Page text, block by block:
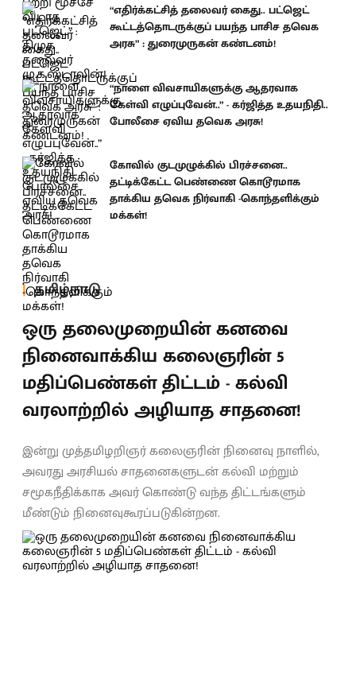
“எதிர்க்கட்சித் தலைவர் கைது.. பட்ஜெட்
கூட்டத்தொடருக்குப் பயந்த பாசிச தவெக
அரசு” : துரைமுருகன் கண்டனம்!
“நாளை விவசாயிகளுக்கு ஆதரவாக
கேள்வி எழுப்புவேன்..” - கர்ஜித்த உதயநிதி..
போலீசை ஏவிய தவெக அரசு!
கோவில் குடமுழுக்கில் பிரச்சனை..
தட்டிக்கேட்ட பெண்ணை கொடூரமாக
தாக்கிய தவெக நிர்வாகி -கொந்தளிக்கும்
மக்கள்!
தமிழ்நாடு
ஒரு தலைமுறையின் கனவை
நினைவாக்கிய கலைஞரின் 5
மதிப்பெண்கள் திட்டம் - கல்வி
வரலாற்றில் அழியாத சாதனை!
இன்று முத்தமிழறிஞர் கலைஞரின் நினைவு நாளில்,
அவரது அரசியல் சாதனைகளுடன் கல்வி மற்றும்
சமூகநீதிக்காக அவர் கொண்டு வந்த திட்டங்களும்
மீண்டும் நினைவுகூரப்படுகின்றன.